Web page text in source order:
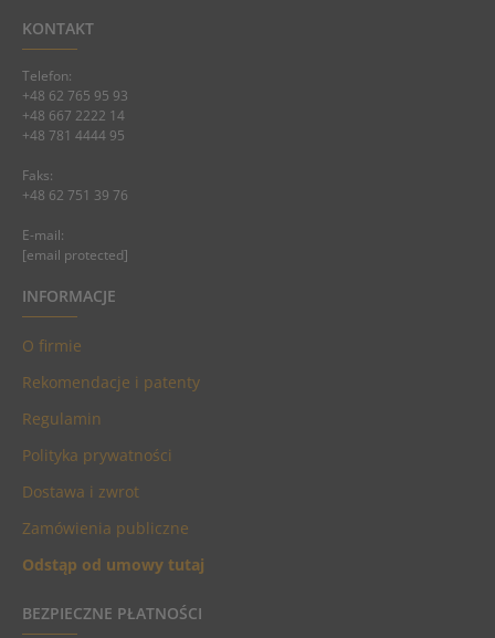
KONTAKT
Telefon:
+48 62 765 95 93
+48 667 2222 14
+48 781 4444 95
Faks:
+48 62 751 39 76
E-mail:
[email protected]
INFORMACJE
O firmie
Rekomendacje i patenty
Regulamin
Polityka prywatności
Dostawa i zwrot
Zamówienia publiczne
Odstąp od umowy tutaj
BEZPIECZNE PŁATNOŚCI